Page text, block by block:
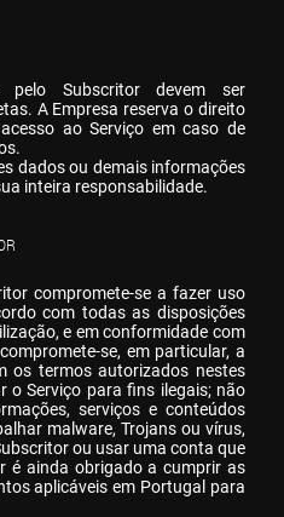
pelo Subscritor devem ser
A Empresa reserva o direito
ao Serviço em caso de
dados ou demais informações
inteira responsabilidade.
compromete-se a fazer uso
com todas as disposições
e em conformidade com
se, em particular, a
os termos autorizados nestes
o Serviço para fins ilegais; não
serviços e conteúdos
malware, Trojans ou vírus,
ou usar uma conta que
é ainda obrigado a cumprir as
aplicáveis em Portugal para